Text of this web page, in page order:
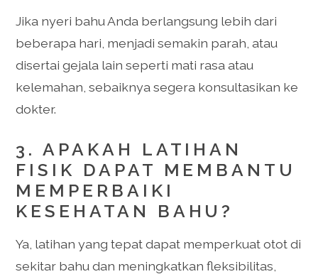
Jika nyeri bahu Anda berlangsung lebih dari
beberapa hari, menjadi semakin parah, atau
disertai gejala lain seperti mati rasa atau
kelemahan, sebaiknya segera konsultasikan ke
dokter.
3. APAKAH LATIHAN
FISIK DAPAT MEMBANTU
MEMPERBAIKI
KESEHATAN BAHU?
Ya, latihan yang tepat dapat memperkuat otot di
sekitar bahu dan meningkatkan fleksibilitas,